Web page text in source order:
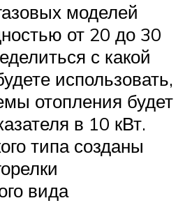
моделей
от 20 до 30
с какой
использовать,
отопления будет
в 10 кВт.
типа созданы
вида